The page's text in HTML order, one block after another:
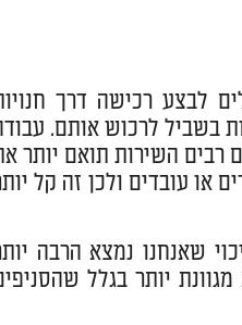
לבצע רכישה דרך
בשביל לרכוש אותם.
רבים השירות תואם יותר
או עובדים ולכן זה קל
שאנחנו נמצא הרבה
יותר בגלל